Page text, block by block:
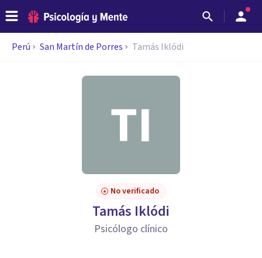
Perú San Martín de Porres Tamás Iklódi
No verificado
Tamás Iklódi
Psicólogo clínico